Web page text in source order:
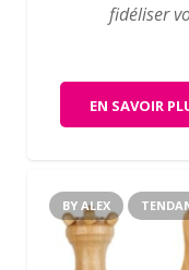
fidéliser
EN SAVOIR
BY ALEX